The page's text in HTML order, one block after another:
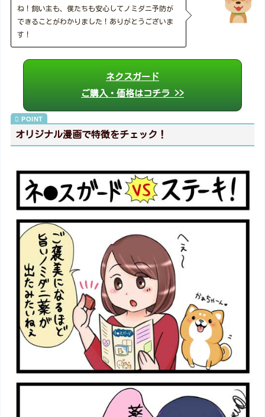
ね！飼い主も、僕たちも安心してノミダニ予防が
できることがわかりました！ありがとうございま
す！
ネクスガード
ご購入・価格はコチラ >>
オリジナル漫画で特徴をチェック！